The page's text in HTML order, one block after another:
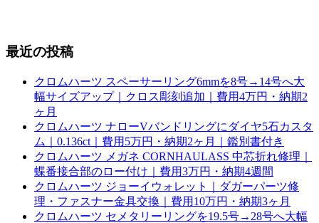
最近の投稿
クロムハーツ スペーサーリング6mmを8号→14号へ大
幅サイズアップ｜クロス彫刻追加｜費用4万円・納期2
ヶ月
クロムハーツ ナローVバンドリングにダイヤ5石カスタ
ム｜0.136ct｜費用5万円・納期2ヶ月｜鑑別書付き
クロムハーツ メガネ CORNHAULASS 中芯折れ修理｜
蝶番接合部のロー付け｜費用3万円・納期4週間
クロムハーツ ジョーイウォレット｜ダガーパーツ修
理・ファスナー金具交換｜費用10万円・納期3ヶ月
クロムハーツ セメタリーリングを19.5号→28号へ大幅